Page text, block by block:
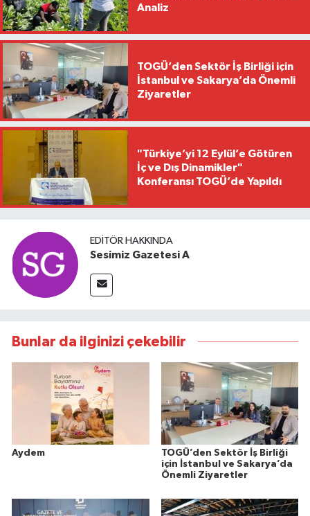
Analiz
TOGÜ’den Sektör İş Birliği için
İstanbul ve Sakarya’da Önemli
Ziyaretler
"Türkiye’yi 12 Eylül’e Götüren
İç ve Dış Dinamikler"
Konferansı TOGÜ’de Yapıldı
EDITÖR HAKKINDA
Sesimiz Gazetesi A
Bunlar da ilginizi çekebilir
Aydem
TOGÜ’den Sektör İş Birliği
için İstanbul ve Sakarya’da
Önemli Ziyaretler